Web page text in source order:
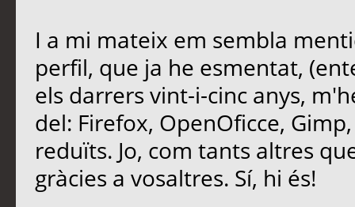
I a mi mateix em sembla
perfil, que ja he esmentat,
els darrers vint-i-cinc anys,
del: Firefox, OpenOficce,
reduïts. Jo, com tants altres
gràcies a vosaltres. Sí, hi és!